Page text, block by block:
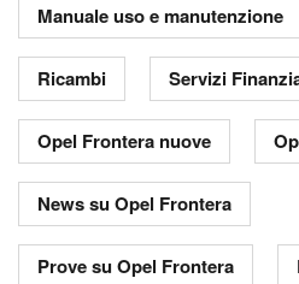
Manuale uso e manutenzione
Ricambi Servizi
Opel Frontera nuove
News su Opel Frontera
Prove su Opel Frontera